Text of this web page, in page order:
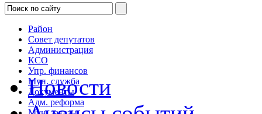
Район
Совет депутатов
Администрация
КСО
Упр. финансов
Мун. служба
Документы
Адм. реформа
Новости